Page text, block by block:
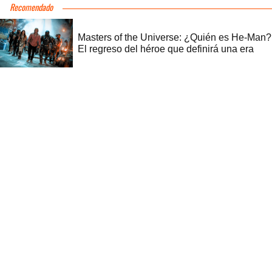
Recomendado
Masters of the Universe: ¿Quién es He-Man?
El regreso del héroe que definirá una era